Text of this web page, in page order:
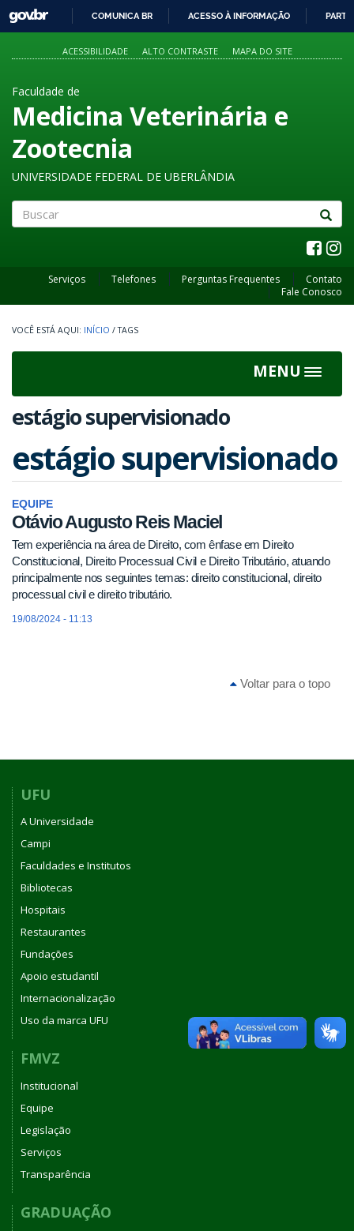
PARA
O
GOVBR
COMUNICA BR ACESSO À INFORMAÇÃO
ACESSIBILIDADE ALTO CONTRASTE MAPA DO SITE
Faculdade de
Medicina Veterinária e
Zootecnia
UNIVERSIDADE FEDERAL DE UBERLÂNDIA
Serviços Telefones Perguntas Frequentes
Contato
Fale Conosco
INÍCIO / TAGS
MENU
Toggle
estágio supervisionado
estágio supervisionado
EQUIPE
Otávio Augusto Reis Maciel
Tem experiência na área de Direito, com ênfase em Direito
Constitucional, Direito Processual Civil e Direito Tributário, atuando
principalmente nos seguintes temas: direito constitucional, direito
processual civil e direito tributário.
19/08/2024 - 11:13
Voltar para o topo
UFU
A Universidade
Campi
Faculdades e Institutos
Bibliotecas
Hospitais
Restaurantes
Fundações
Apoio estudantil
Internacionalização
Uso da marca UFU
FMVZ
Institucional
Equipe
Legislação
Serviços
Transparência
GRADUAÇÃO